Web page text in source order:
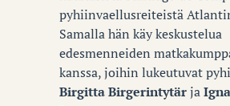
pyhiinvaellusreiteistä
Samalla hän käy keskustelua
edesmenneiden
kanssa, joihin lukeutuvat
Birgitta Birgerintytärja